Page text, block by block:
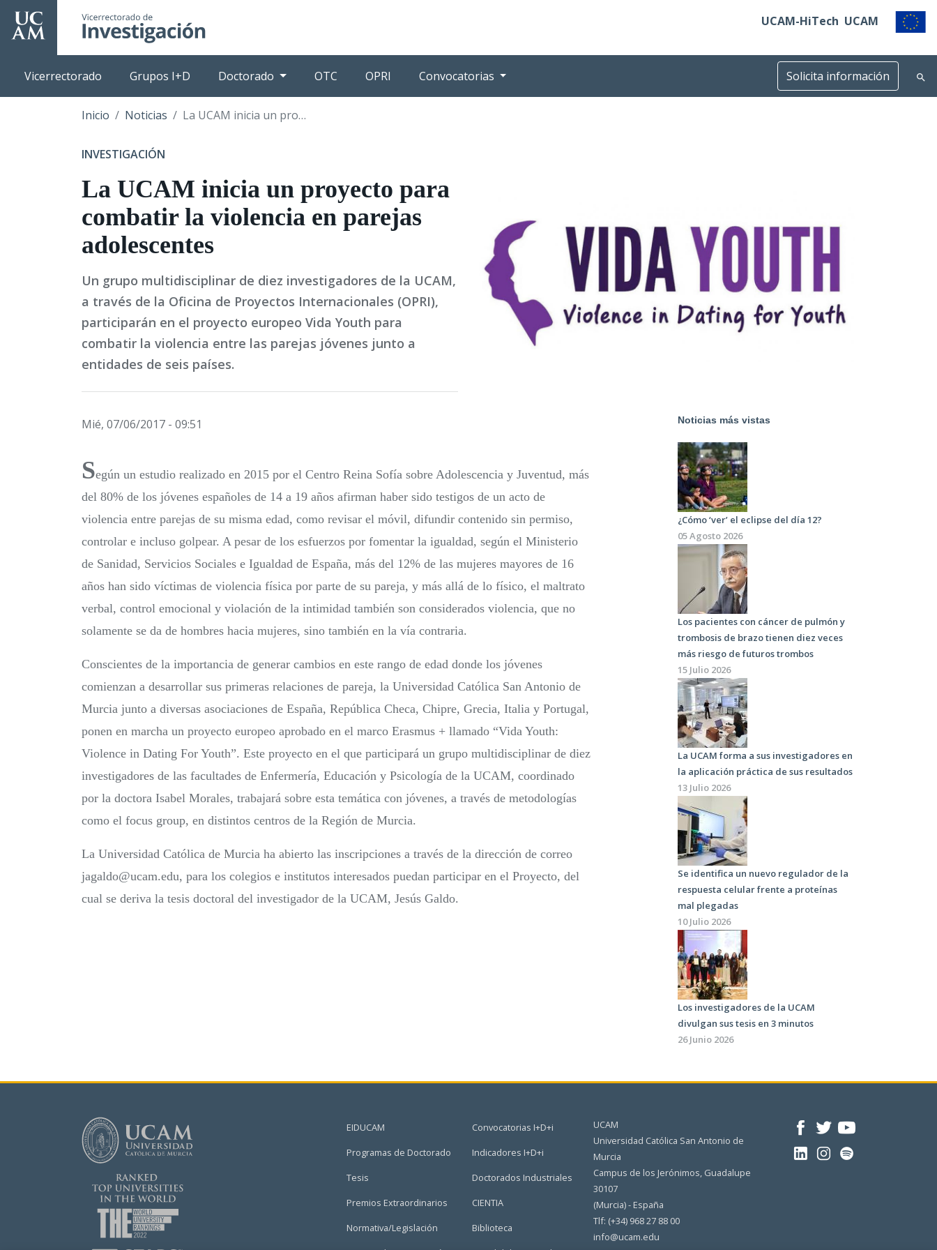
Pasar
principal
UCAM-HiTech UCAM
Vicerrectorado Grupos I+D Doctorado OTC OPRI Convocatorias Solicita información
Inicio Noticias La UCAM inicia un proyecto para combatir la violencia en parejas adolescentes
INVESTIGACIÓN
La UCAM inicia un proyecto para
combatir la violencia en parejas
adolescentes
Un grupo multidisciplinar de diez investigadores de la UCAM,
a través de la Oficina de Proyectos Internacionales (OPRI),
participarán en el proyecto europeo Vida Youth para
combatir la violencia entre las parejas jóvenes junto a
entidades de seis países.
Mié, 07/06/2017 - 09:51
Según un estudio realizado en 2015 por el Centro Reina Sofía sobre Adolescencia y Juventud, más
del 80% de los jóvenes españoles de 14 a 19 años afirman haber sido testigos de un acto de
violencia entre parejas de su misma edad, como revisar el móvil, difundir contenido sin permiso,
controlar e incluso golpear. A pesar de los esfuerzos por fomentar la igualdad, según el Ministerio
de Sanidad, Servicios Sociales e Igualdad de España, más del 12% de las mujeres mayores de 16
años han sido víctimas de violencia física por parte de su pareja, y más allá de lo físico, el maltrato
verbal, control emocional y violación de la intimidad también son considerados violencia, que no
solamente se da de hombres hacia mujeres, sino también en la vía contraria.
Conscientes de la importancia de generar cambios en este rango de edad donde los jóvenes
comienzan a desarrollar sus primeras relaciones de pareja, la Universidad Católica San Antonio de
Murcia junto a diversas asociaciones de España, República Checa, Chipre, Grecia, Italia y Portugal,
ponen en marcha un proyecto europeo aprobado en el marco Erasmus + llamado “Vida Youth:
Violence in Dating For Youth”. Este proyecto en el que participará un grupo multidisciplinar de diez
investigadores de las facultades de Enfermería, Educación y Psicología de la UCAM, coordinado
por la doctora Isabel Morales, trabajará sobre esta temática con jóvenes, a través de metodologías
como el focus group, en distintos centros de la Región de Murcia.
La Universidad Católica de Murcia ha abierto las inscripciones a través de la dirección de correo
jagaldo@ucam.edu, para los colegios e institutos interesados puedan participar en el Proyecto, del
cual se deriva la tesis doctoral del investigador de la UCAM, Jesús Galdo.
Noticias más vistas
¿Cómo ‘ver’ el eclipse del día 12?
05 Agosto 2026
Los pacientes con cáncer de pulmón y
trombosis de brazo tienen diez veces
más riesgo de futuros trombos
15 Julio 2026
La UCAM forma a sus investigadores en
la aplicación práctica de sus resultados
13 Julio 2026
Se identifica un nuevo regulador de la
respuesta celular frente a proteínas
mal plegadas
10 Julio 2026
Los investigadores de la UCAM
divulgan sus tesis en 3 minutos
26 Junio 2026
EIDUCAM
Programas de Doctorado
Tesis
Premios Extraordinarios
Normativa/Legislación
Convocatorias I+D+i
Indicadores I+D+i
Doctorados Industriales
CIENTIA
Biblioteca
UCAM
Universidad Católica San Antonio de
Murcia
Campus de los Jerónimos, Guadalupe
30107
(Murcia) - España
Tlf: (+34) 968 27 88 00
info@ucam.edu